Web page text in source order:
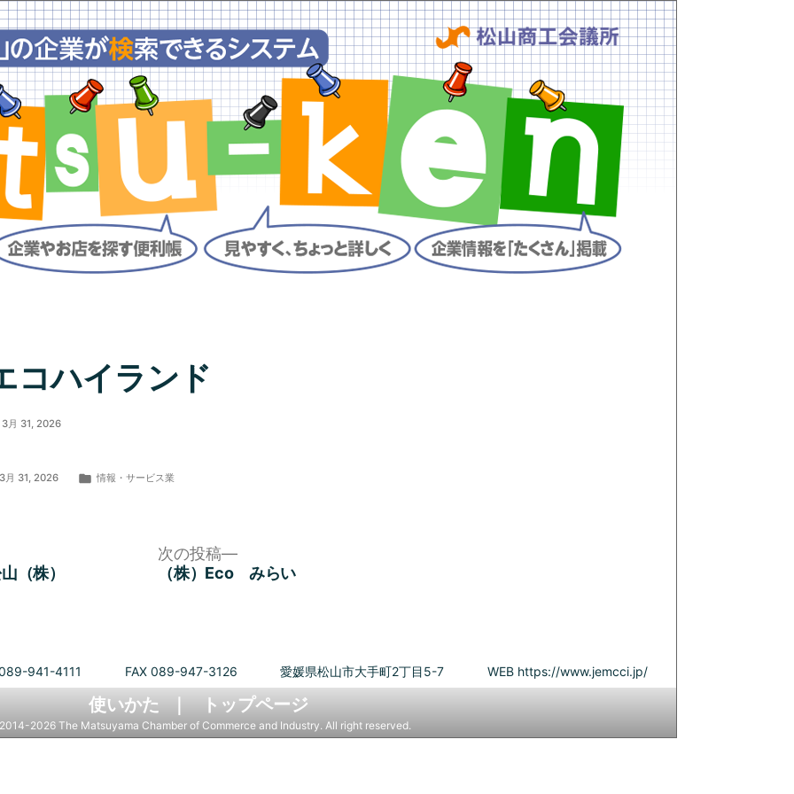
コハイランド
3月 31, 2026
月 31, 2026
カ
情報・サービス業
（株）
次の投稿
次
の
（株）Eco みらい
941-4111 FAX 089-947-3126 愛媛県松山市大手町2丁目5-7 WEB https://www.jemcci.jp/
使いかた トップページ
2026 The Matsuyama Chamber of Commerce and Industry. All right reserved.